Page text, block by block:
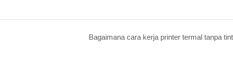
Bagaimana cara kerja printer termal tanpa